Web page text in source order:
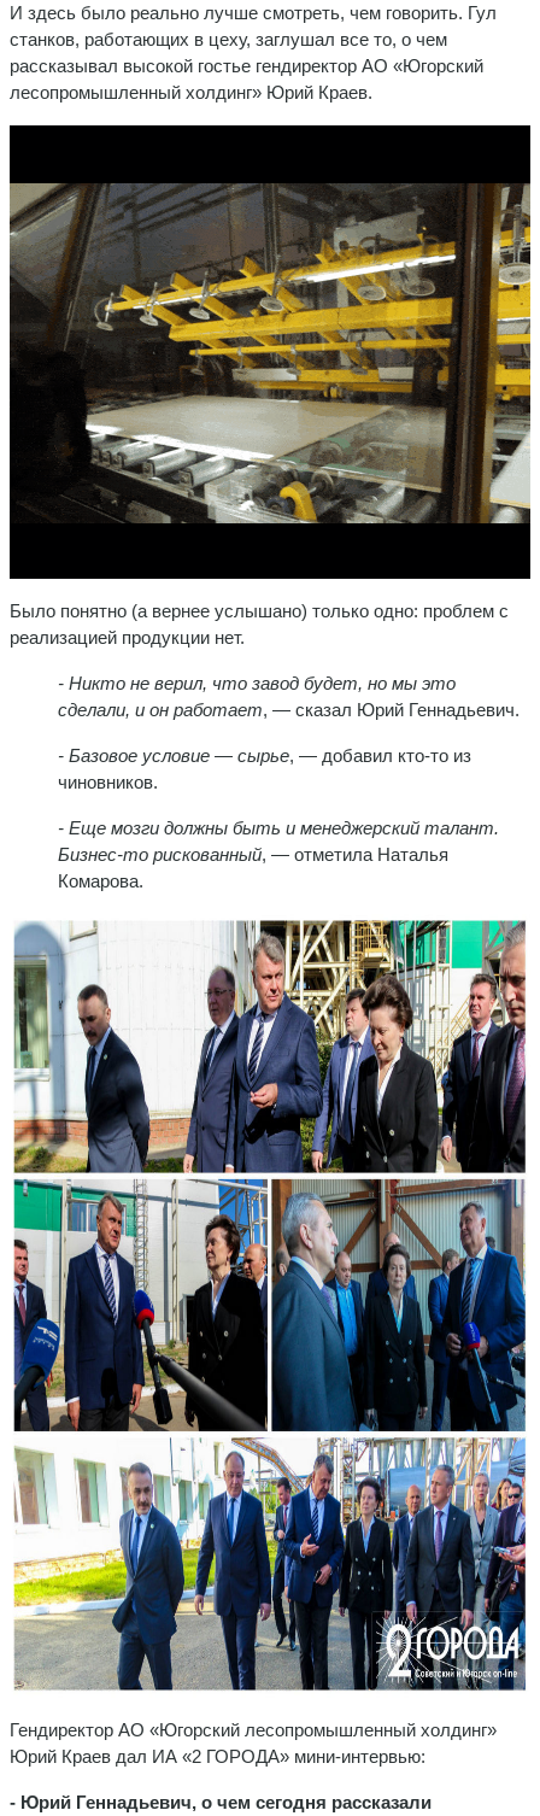
И здесь было реально лучше смотреть, чем говорить. Гул
станков, работающих в цеху, заглушал все то, о чем
рассказывал высокой гостье гендиректор АО «Югорский
лесопромышленный холдинг» Юрий Краев.
Было понятно (а вернее услышано) только одно: проблем с
реализацией продукции нет.
- Никто не верил, что завод будет, но мы это
сделали, и он работает, — сказал Юрий Геннадьевич.
- Базовое условие — сырье, — добавил кто-то из
чиновников.
- Еще мозги должны быть и менеджерский талант.
Бизнес-то рискованный, — отметила Наталья
Комарова.
Гендиректор АО «Югорский лесопромышленный холдинг»
Юрий Краев дал ИА «2 ГОРОДА» мини-интервью:
- Юрий Геннадьевич, о чем сегодня рассказали